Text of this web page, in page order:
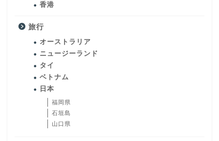
香港
旅行
オーストラリア
ニュージーランド
タイ
ベトナム
日本
福岡県
石垣島
山口県